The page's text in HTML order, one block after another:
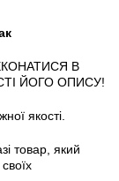
В
ЙОГО ОПИСУ!
якості.
товар, який